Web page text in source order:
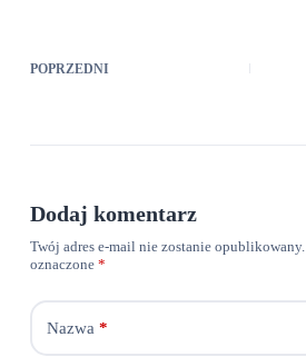
POPRZEDNI
Dodaj komentarz
Twój adres e-mail nie zostanie opublikowany.
oznaczone *
Nazwa *